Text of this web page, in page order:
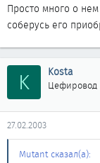
Просто много о
соберусь его
K Kosta
Цефировод
27.02.2003
Mutant сказал(а):